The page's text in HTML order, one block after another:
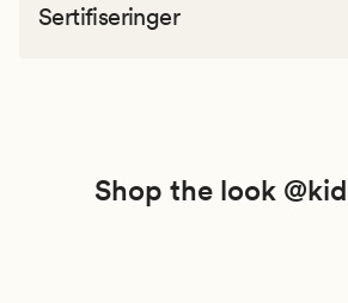
Sertifiseringer
Shop the look